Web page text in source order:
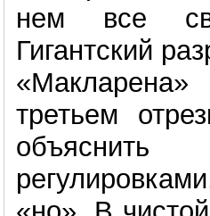
нем все
Гигантский
третьем